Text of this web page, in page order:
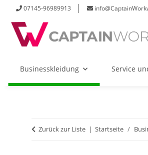
07145-96989913
Businesskleidung Service
Zurück zur Liste Startseite